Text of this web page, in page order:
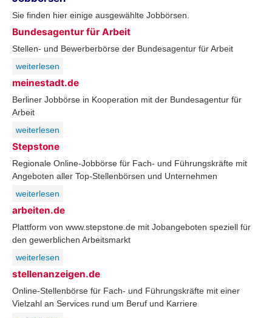
Sie finden hier einige ausgewählte Jobbörsen.
Bundesagentur für Arbeit
Stellen- und Bewerberbörse der Bundesagentur für Arbeit
weiterlesen
meinestadt.de
Berliner Jobbörse in Kooperation mit der Bundesagentur für
Arbeit
weiterlesen
Stepstone
Regionale Online-Jobbörse für Fach- und Führungskräfte mit
Angeboten aller Top-Stellenbörsen und Unternehmen
weiterlesen
arbeiten.de
Plattform von www.stepstone.de mit Jobangeboten speziell für
den gewerblichen Arbeitsmarkt
weiterlesen
stellenanzeigen.de
Online-Stellenbörse für Fach- und Führungskräfte mit einer
Vielzahl an Services rund um Beruf und Karriere